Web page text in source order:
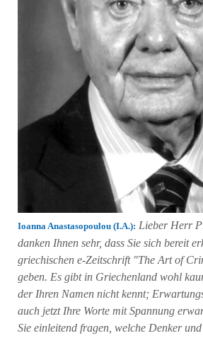
Ioanna Anastasopoulou (Ι.Α.): Lieber Herr
danken Ihnen sehr, dass Sie sich bereit
griechischen e-Zeitschrift "The Art of
geben. Es gibt in Griechenland wohl
der Ihren Namen nicht kennt;
auch jetzt Ihre Worte mit Spannung
Sie einleitend fragen, welche Denker